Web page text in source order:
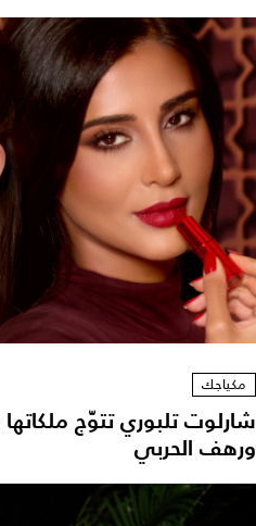
مكياجك
شارلوت تلبوري تتوّج
ورهف الحربي